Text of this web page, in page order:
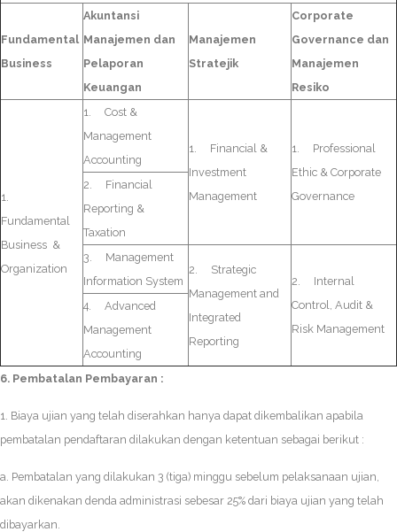
Fundamental
Business
Akuntansi
Manajemen dan
Pelaporan
Keuangan
Manajemen
Stratejik
Corporate
Governance dan
Manajemen
Resiko
1.
Fundamental
Business &
Organization
1. Cost &
Management
Accounting
1. Financial &
Investment
Management
1. Professional
Ethic & Corporate
Governance
2. Financial
Reporting &
Taxation
3. Management
Information System
2. Strategic
Management and
Integrated
Reporting
2. Internal
Control, Audit &
Risk Management
4. Advanced
Management
Accounting
6. Pembatalan Pembayaran :
1. Biaya ujian yang telah diserahkan hanya dapat dikembalikan apabila
pembatalan pendaftaran dilakukan dengan ketentuan sebagai berikut :
a. Pembatalan yang dilakukan 3 (tiga) minggu sebelum pelaksanaan ujian,
akan dikenakan denda administrasi sebesar 25% dari biaya ujian yang telah
dibayarkan.